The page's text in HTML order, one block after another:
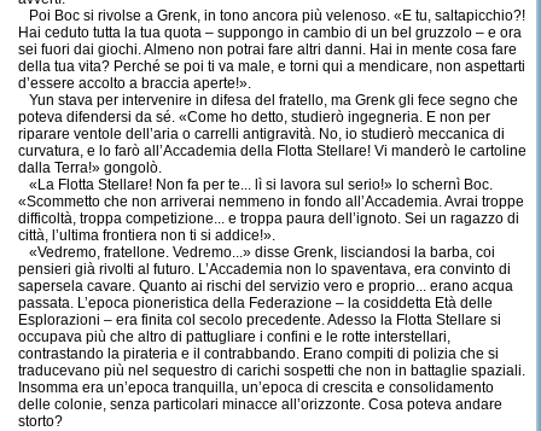
Poi Boc si rivolse a Grenk, in tono ancora più velenoso. «E tu, saltapicchio?!
Hai ceduto tutta la tua quota – suppongo in cambio di un bel gruzzolo – e ora
sei fuori dai giochi. Almeno non potrai fare altri danni. Hai in mente cosa fare
della tua vita? Perché se poi ti va male, e torni qui a mendicare, non aspettarti
d’essere accolto a braccia aperte!».
Yun stava per intervenire in difesa del fratello, ma Grenk gli fece segno che
poteva difendersi da sé. «Come ho detto, studierò ingegneria. E non per
riparare ventole dell’aria o carrelli antigravità. No, io studierò meccanica di
curvatura, e lo farò all’Accademia della Flotta Stellare! Vi manderò le cartoline
dalla Terra!» gongolò.
«La Flotta Stellare! Non fa per te... lì si lavora sul serio!» lo schernì Boc.
«Scommetto che non arriverai nemmeno in fondo all’Accademia. Avrai troppe
difficoltà, troppa competizione... e troppa paura dell’ignoto. Sei un ragazzo di
città, l’ultima frontiera non ti si addice!».
«Vedremo, fratellone. Vedremo...» disse Grenk, lisciandosi la barba, coi
pensieri già rivolti al futuro. L’Accademia non lo spaventava, era convinto di
sapersela cavare. Quanto ai rischi del servizio vero e proprio... erano acqua
passata. L’epoca pioneristica della Federazione – la cosiddetta Età delle
Esplorazioni – era finita col secolo precedente. Adesso la Flotta Stellare si
occupava più che altro di pattugliare i confini e le rotte interstellari,
contrastando la pirateria e il contrabbando. Erano compiti di polizia che si
traducevano più nel sequestro di carichi sospetti che non in battaglie spaziali.
Insomma era un’epoca tranquilla, un’epoca di crescita e consolidamento
delle colonie, senza particolari minacce all’orizzonte. Cosa poteva andare
storto?